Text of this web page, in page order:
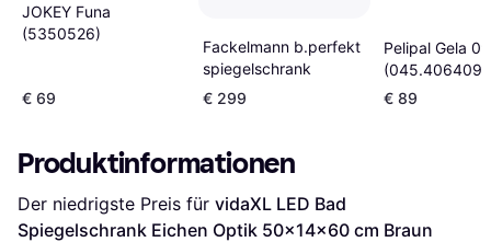
JOKEY Funa
(5350526)
€ 69
Fackelmann b.perfekt
spiegelschrank
€ 299
Pelipal Gela
(045.406409)
€ 89
Produktinformationen
Der niedrigste Preis für vidaXL LED Bad
Spiegelschrank Eichen Optik 50x14x60 cm Braun